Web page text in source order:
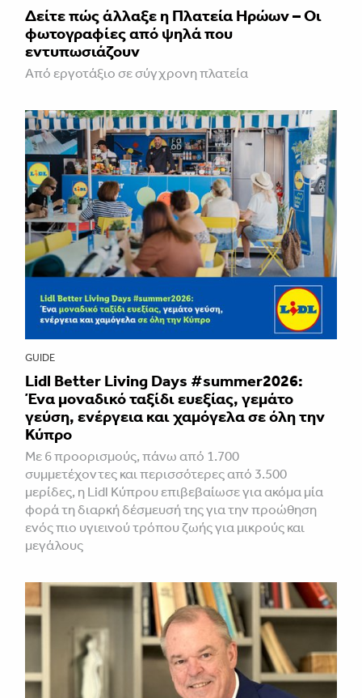
Δείτε πώς άλλαξε η Πλατεία Ηρώων – Οι
φωτογραφίες από ψηλά που
εντυπωσιάζουν
Από εργοτάξιο σε σύγχρονη πλατεία
GUIDE
Lidl Better Living Days #summer2026:
Ένα μοναδικό ταξίδι ευεξίας, γεμάτο
γεύση, ενέργεια και χαμόγελα σε όλη την
Κύπρο
Με 6 προορισμούς, πάνω από 1.700
συμμετέχοντες και περισσότερες από 3.500
μερίδες, η Lidl Κύπρου επιβεβαίωσε για ακόμα μία
φορά τη διαρκή δέσμευσή της για την προώθηση
ενός πιο υγιεινού τρόπου ζωής για μικρούς και
μεγάλους